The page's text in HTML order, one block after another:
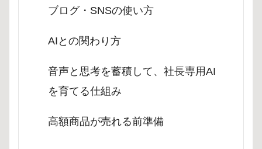
ブログ・SNSの使い方
AIとの関わり方
音声と思考を蓄積して、社長専用AI
を育てる仕組み
高額商品が売れる前準備